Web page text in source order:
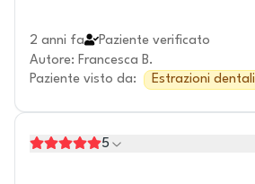
2 anni fa
Paziente verificato
Autore: Francesca B.
Paziente visto da: Estrazioni dentali
5